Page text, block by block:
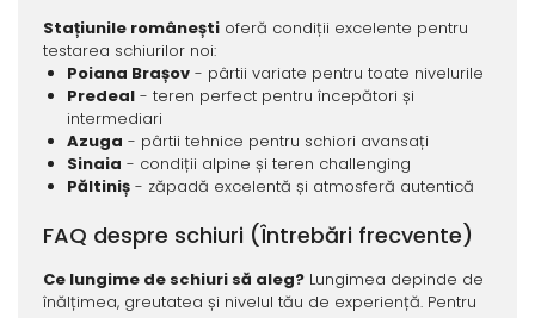
Stațiunile româneștioferă condiții excelente pentru
testarea schiurilor noi:
Poiana Brașov- pârtii variate pentru toate nivelurile
Predeal- teren perfect pentru începători și
intermediari
Azuga - pârtii tehnice pentru schiori avansați
Sinaia - condiții alpine și teren challenging
Păltiniș- zăpadă excelentă și atmosferă autentică
FAQ despre schiuri (Întrebări frecvente)
Ce lungime de schiuri să aleg?Lungimea depinde de
înălțimea, greutatea și nivelul tău de experiență. Pentru